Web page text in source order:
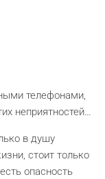
телефонами,
неприятностей…
в душу
стоит только
опасность